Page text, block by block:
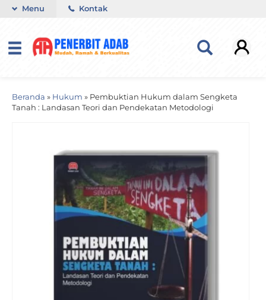
Menu Kontak
Beranda » Hukum » Pembuktian Hukum dalam Sengketa
Tanah : Landasan Teori dan Pendekatan Metodologi